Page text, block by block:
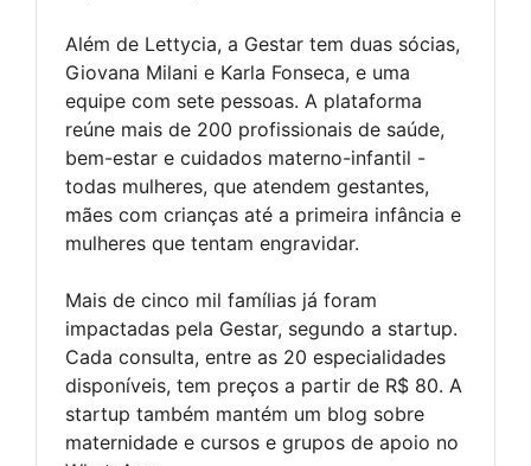
Além de Lettycia, a Gestar tem duas sócias,
Giovana Milani e Karla Fonseca, e uma
equipe com sete pessoas. A plataforma
reúne mais de 200 profissionais de saúde,
bem-estar e cuidados materno-infantil -
todas mulheres, que atendem gestantes,
mães com crianças até a primeira infância e
mulheres que tentam engravidar.
Mais de cinco mil famílias já foram
impactadas pela Gestar, segundo a startup.
Cada consulta, entre as 20 especialidades
disponíveis, tem preços a partir de R$ 80. A
startup também mantém um blog sobre
maternidade e cursos e grupos de apoio no